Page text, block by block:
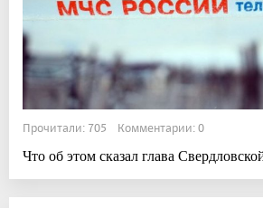
Прочитали: 705 Комментарии: 0
Что об этом сказал глава